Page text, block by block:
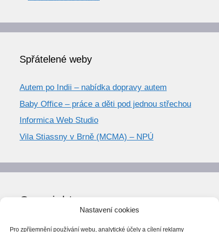
Nastavení cookies
Pro zpříjemnění používání webu, analytické účely a cílení reklamy
Spřátelené weby
Autem po Indii – nabídka dopravy autem
Baby Office – práce a děti pod jednou střechou
Informica Web Studio
Vila Stiassny v Brně (MCMA) – NPÚ
Copyright
© World Trend 2014-2026